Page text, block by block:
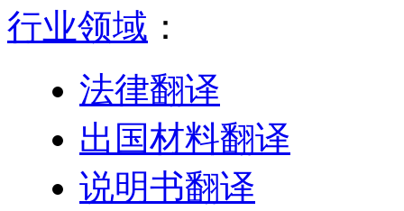
行业领域 ：
法律翻译
出国材料翻译
说明书翻译